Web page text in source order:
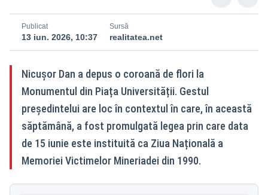
Publicat
13 iun. 2026, 10:37
Sursă
realitatea.net
Nicușor Dan a depus o coroană de flori la
Monumentul din Piața Universității. Gestul
președintelui are loc în contextul în care, în această
săptămână, a fost promulgată legea prin care data
de 15 iunie este instituită ca Ziua Națională a
Memoriei Victimelor Mineriadei din 1990.